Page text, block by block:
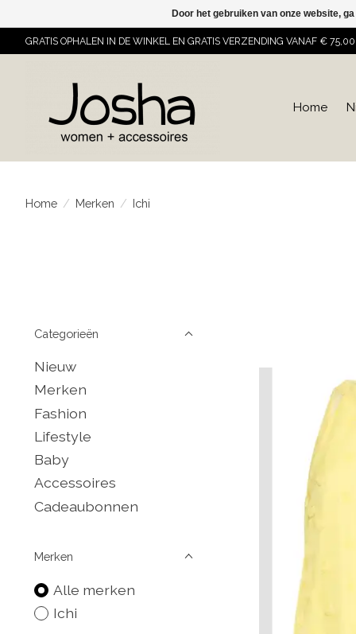
GRATIS OPHALEN IN DE WINKEL EN GRATIS VERZENDING VANAF € 75,00
Home
Home / Merken / Ichi
Categorieën
Nieuw
Merken
Fashion
Lifestyle
Baby
Accessoires
Cadeaubonnen
Merken
Alle merken
Ichi
Door het gebruiken van onze website,